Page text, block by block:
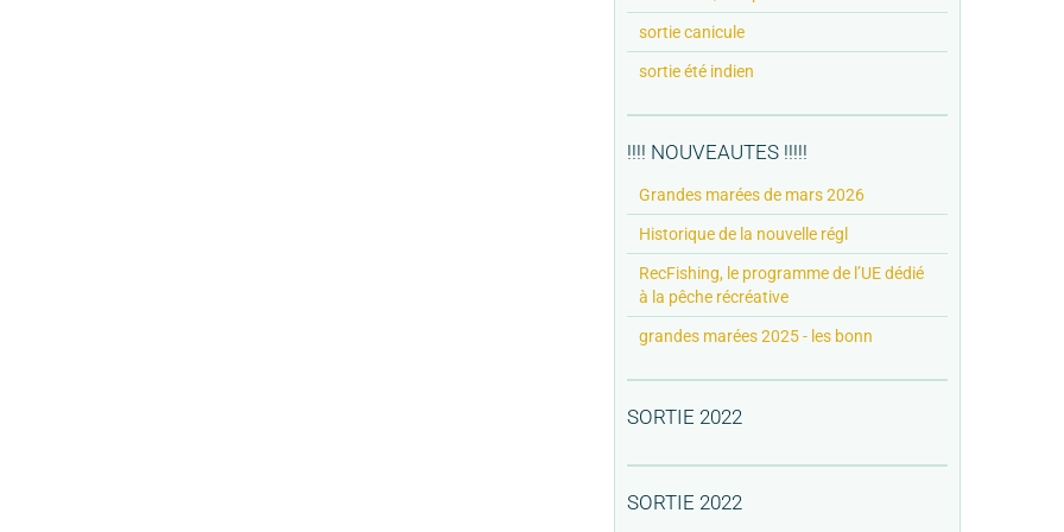
sortie canicule
sortie été indien
!!!! NOUVEAUTES !!!!!
Grandes marées de mars 2026
Historique de la nouvelle régl
RecFishing, le programme de l’UE dédié
à la pêche récréative
grandes marées 2025 - les bonn
SORTIE 2022
SORTIE 2022